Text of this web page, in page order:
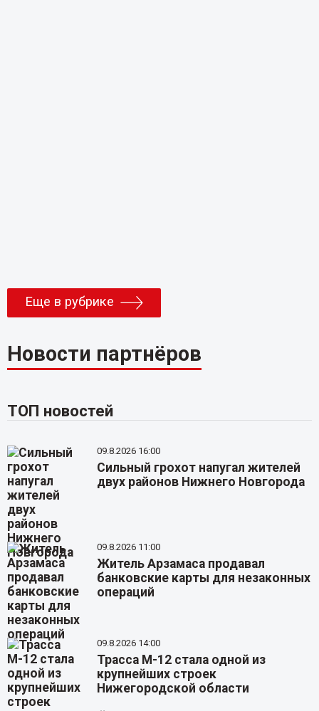
Еще в рубрике
Новости партнёров
ТОП новостей
09.8.2026 16:00
Сильный грохот напугал жителей
двух районов Нижнего Новгорода
09.8.2026 11:00
Житель Арзамаса продавал
банковские карты для незаконных
операций
09.8.2026 14:00
Трасса М-12 стала одной из
крупнейших строек
Нижегородской области